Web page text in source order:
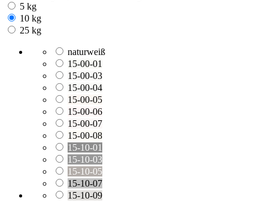
5 kg
10 kg
25 kg
naturweiß
15-00-01
15-00-03
15-00-04
15-00-05
15-00-06
15-00-07
15-00-08
15-10-01
15-10-03
15-10-05
15-10-07
15-10-09